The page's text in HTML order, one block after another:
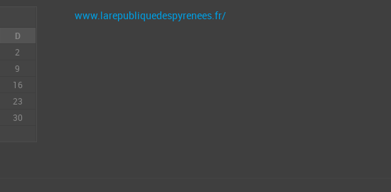
D
2
9
16
23
30
www.larepubliquedespyrenees.fr/